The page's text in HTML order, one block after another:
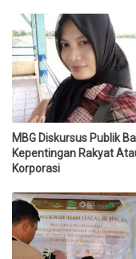
MBG Diskursus Publik
Kepentingan Rakyat
Korporasi